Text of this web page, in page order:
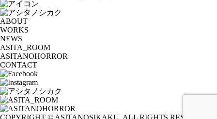
ABOUT
WORKS
NEWS
ASITA_ROOM
ASITANOHORROR
CONTACT